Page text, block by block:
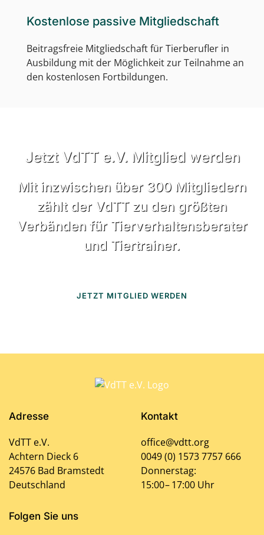
Kostenlose passive Mitgliedschaft
Beitragsfreie Mitgliedschaft für Tierberufler in
Ausbildung mit der Möglichkeit zur Teilnahme an
den kostenlosen Fortbildungen.
Jetzt VdTT e.V. Mitglied werden
Mit inzwischen über 300 Mitgliedern
zählt der VdTT zu den größten
Verbänden für Tierverhaltensberater
und Tiertrainer.
JETZT MITGLIED WERDEN
Adresse
VdTT e.V.
Achtern Dieck 6
24576 Bad Bramstedt
Deutschland
Kontakt
office@vdtt.org
0049 (0) 1573 7757 666
Donnerstag:
15:00 – 17:00 Uhr
Folgen Sie uns